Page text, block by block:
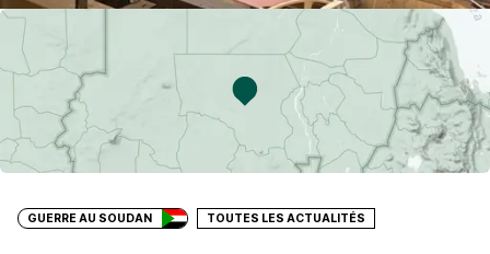
GUERRE AU SOUDAN TOUTES LES ACTUALITÉS